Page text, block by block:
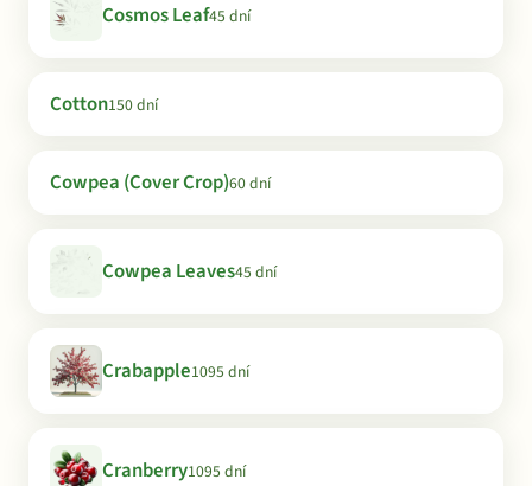
Cosmos Leaf45 dní
Cotton150 dní
Cowpea (Cover Crop)60 dní
Cowpea Leaves45 dní
Crabapple1095 dní
Cranberry1095 dní